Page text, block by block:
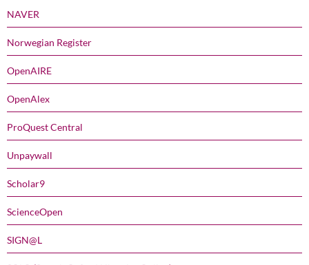
NAVER
Norwegian Register
OpenAIRE
OpenAlex
ProQuest Central
Unpaywall
Scholar9
ScienceOpen
SIGN@L